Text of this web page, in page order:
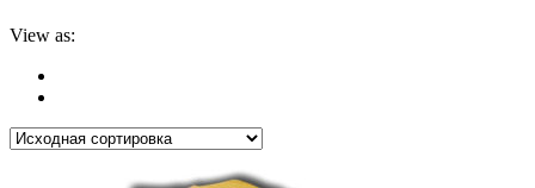
View as: